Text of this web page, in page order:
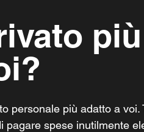
personale più adatto a voi.
spese inutilmente